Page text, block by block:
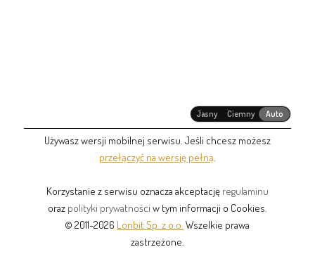
Jasny Ciemny Auto
Używasz wersji mobilnej serwisu. Jeśli chcesz możesz
przełączyć na wersję pełną
Korzystanie z serwisu oznacza akceptację regulaminu
oraz polityki prywatności w tym informacji o Cookies.
© 2011-2026 Lonbit Sp. z o.o. Wszelkie prawa
zastrzeżone.